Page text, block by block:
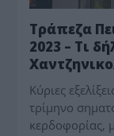
Τράπεζα
2023 – Τι
Κύριες
τρίμηνο
κερδοφορίας,